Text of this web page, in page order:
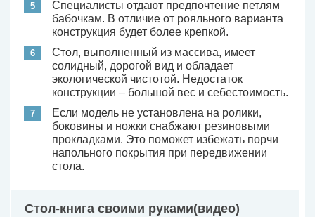
Специалисты отдают предпочтение петлям
бабочкам. В отличие от рояльного варианта
конструкция будет более крепкой.
Стол, выполненный из массива, имеет
солидный, дорогой вид и обладает
экологической чистотой. Недостаток
конструкции – большой вес и себестоимость.
Если модель не установлена на ролики,
боковины и ножки снабжают резиновыми
прокладками. Это поможет избежать порчи
напольного покрытия при передвижении
стола.
Стол-книга своими руками(видео)